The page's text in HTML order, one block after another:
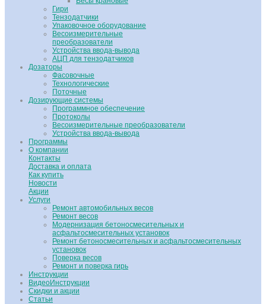
Гири
Тензодатчики
Упаковочное оборудование
Весоизмерительные
преобразователи
Устройства ввода-вывода
АЦП для тензодатчиков
Дозаторы
Фасовочные
Технологические
Поточные
Дозирующие системы
Программное обеспечение
Протоколы
Весоизмерительные преобразователи
Устройства ввода-вывода
Программы
О компании
Контакты
Доставка и оплата
Как купить
Новости
Акции
Услуги
Ремонт автомобильных весов
Ремонт весов
Модернизация бетоносмесительных и
асфальтосмесительных установок
Ремонт бетоносмесительных и асфальтосмесительных
установок
Поверка весов
Ремонт и поверка гирь
Инструкции
ВидеоИнструкции
Скидки и акции
Статьи